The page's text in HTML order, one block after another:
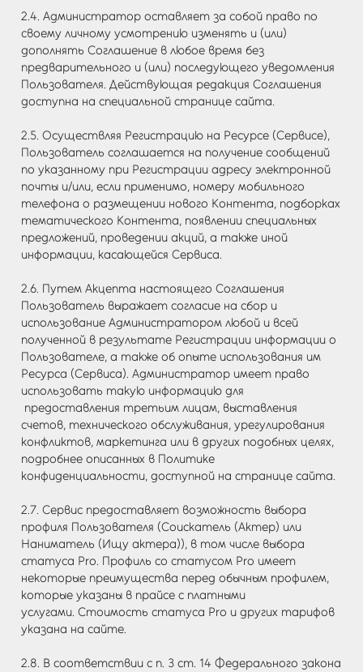
2.4. Администратор оставляет за собой право по
своему личному усмотрению изменять и (или)
дополнять Соглашение в любое время без
предварительного и (или) последующего уведомления
Пользователя. Действующая редакция Соглашения
доступна на специальной странице сайта.
2.5. Осуществляя Регистрацию на Ресурсе (Сервисе),
Пользователь соглашается на получение сообщений
по указанному при Регистрации адресу электронной
почты и/или, если применимо, номеру мобильного
телефона о размещении нового Контента, подборках
тематического Контента, появлении специальных
предложений, проведении акций, а также иной
информации, касающейся Сервиса.
2.6. Путем Акцепта настоящего Соглашения
Пользователь выражает согласие на сбор и
использование Администратором любой и всей
полученной в результате Регистрации информации о
Пользователе, а также об опыте использования им
Ресурса (Сервиса). Администратор имеет право
использовать такую информацию для
предоставления третьим лицам, выставления
счетов, технического обслуживания, урегулирования
конфликтов, маркетинга или в других подобных целях,
подробнее описанных в Политике
конфиденциальности, доступной на странице сайта.
2.7. Сервис предоставляет возможность выбора
профиля Пользователя (Соискатель (Актер) или
Наниматель (Ищу актера)), в том числе выбора
статуса Pro. Профиль со статусом Pro имеет
некоторые преимущества перед обычным профилем,
которые указаны в прайсе с платными
услугами. Стоимость статуса Pro и других тарифов
указана на сайте.
2.8. В соответствии с п. 3 ст. 14 Федерального закона